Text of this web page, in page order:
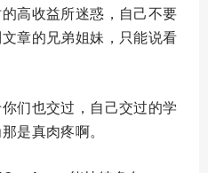
高收益所迷惑，自己不要
章的兄弟姐妹，只能说看
们也交过，自己交过的学
是真肉疼啊。